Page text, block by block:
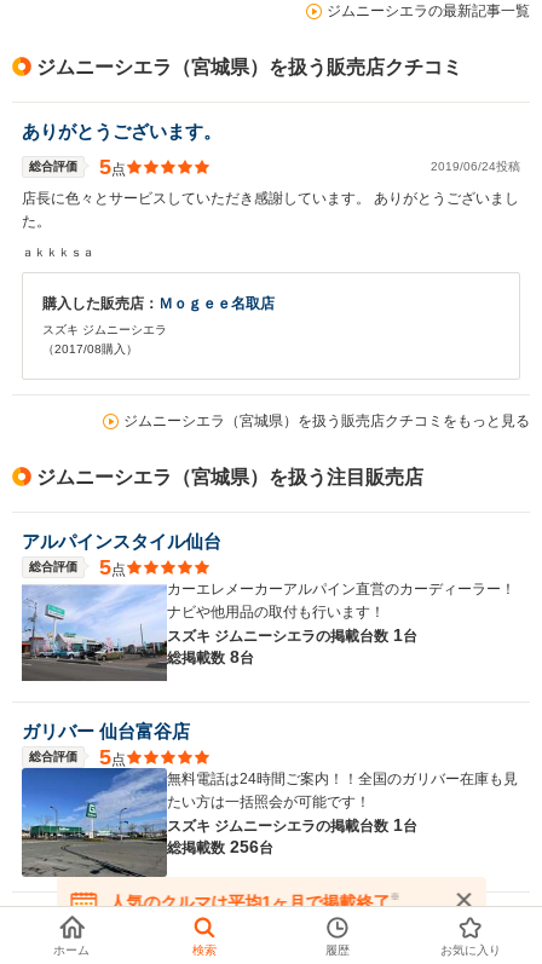
ジムニーシエラの最新記事一覧
ジムニーシエラ（宮城県）を扱う販売店クチコミ
ありがとうございます。
総合評価 5点 2019/06/24投稿
店長に色々とサービスしていただき感謝しています。 ありがとうございまし
た。
ａｋｋｋｓａ
購入した販売店： Ｍｏｇｅｅ名取店
スズキ ジムニーシエラ
（2017/08購入）
ジムニーシエラ（宮城県）を扱う販売店クチコミをもっと見る
ジムニーシエラ（宮城県）を扱う注目販売店
アルパインスタイル仙台
総合評価 5点
カーエレメーカーアルパイン直営のカーディーラー！
ナビや他用品の取付も行います！
スズキ ジムニーシエラの掲載台数 1台
総掲載数 8台
ガリバー 仙台富谷店
総合評価 5点
無料電話は24時間ご案内！！全国のガリバー在庫も見
たい方は一括照会が可能です！
スズキ ジムニーシエラの掲載台数 1台
総掲載数 256台
ＴＡＸ宮城野 アーバン館
総合評価
人気のクルマは平均1ヶ月で掲載終了※
在庫が無くなる前にお問い合わせください
ホーム 検索 履歴 お気に入り